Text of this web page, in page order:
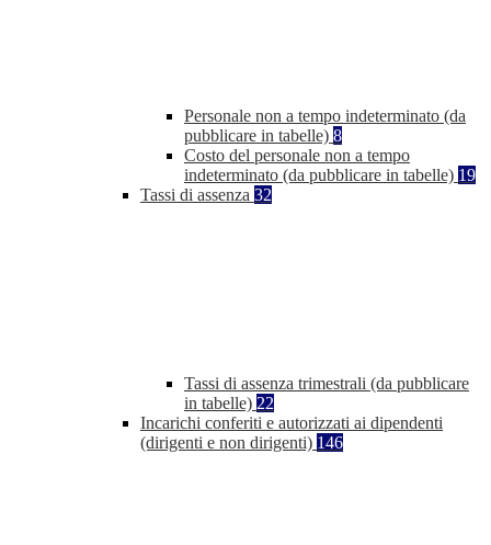
Personale non a tempo indeterminato (da
pubblicare in tabelle) 8
Costo del personale non a tempo
indeterminato (da pubblicare in tabelle) 19
Tassi di assenza 32
Tassi di assenza trimestrali (da pubblicare
in tabelle) 22
Incarichi conferiti e autorizzati ai dipendenti
(dirigenti e non dirigenti) 146